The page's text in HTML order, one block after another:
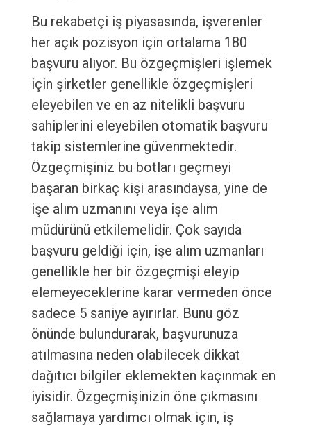
Bu rekabetçi iş piyasasında, işverenler
her açık pozisyon için ortalama 180
başvuru alıyor. Bu özgeçmişleri işlemek
için şirketler genellikle özgeçmişleri
eleyebilen ve en az nitelikli başvuru
sahiplerini eleyebilen otomatik başvuru
takip sistemlerine güvenmektedir.
Özgeçmişiniz bu botları geçmeyi
başaran birkaç kişi arasındaysa, yine de
işe alım uzmanını veya işe alım
müdürünü etkilemelidir. Çok sayıda
başvuru geldiği için, işe alım uzmanları
genellikle her bir özgeçmişi eleyip
elemeyeceklerine karar vermeden önce
sadece 5 saniye ayırırlar. Bunu göz
önünde bulundurarak, başvurunuza
atılmasına neden olabilecek dikkat
dağıtıcı bilgiler eklemekten kaçınmak en
iyisidir. Özgeçmişinizin öne çıkmasını
sağlamaya yardımcı olmak için, iş